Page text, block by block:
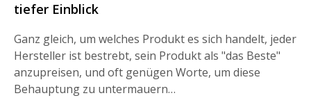
tiefer Einblick
Ganz gleich, um welches Produkt es sich handelt, jeder
Hersteller ist bestrebt, sein Produkt als "das Beste"
anzupreisen, und oft genügen Worte, um diese
Behauptung zu untermauern…